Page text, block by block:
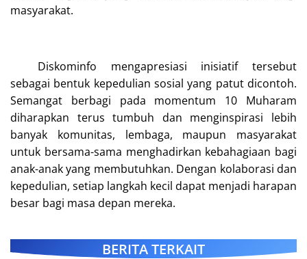
masyarakat.
Diskominfo mengapresiasi inisiatif tersebut
sebagai bentuk kepedulian sosial yang patut dicontoh.
Semangat berbagi pada momentum 10 Muharam
diharapkan terus tumbuh dan menginspirasi lebih
banyak komunitas, lembaga, maupun masyarakat
untuk bersama-sama menghadirkan kebahagiaan bagi
anak-anak yang membutuhkan. Dengan kolaborasi dan
kepedulian, setiap langkah kecil dapat menjadi harapan
besar bagi masa depan mereka.
BERITA TERKAIT